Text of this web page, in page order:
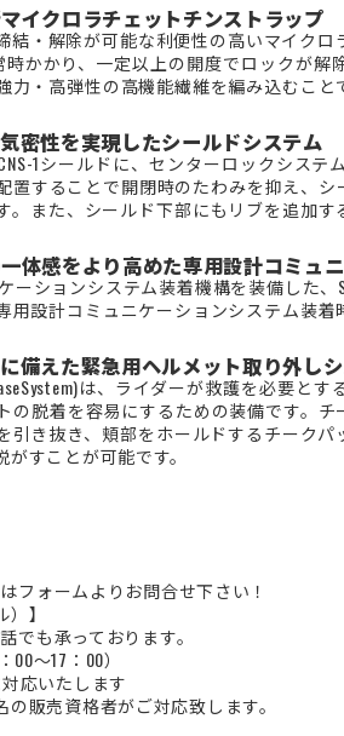
イクロラチェットチンストラップ
結・解除が可能な利便性の高いマイク
かかり、一定以上の開度でロックが
力・高弾性の高機能繊維を編み込むこ
密性を実現したシールドシステム
1シールドに、センターロックシステ
置することで開閉時のたわみを抑え、
。また、シールド下部にもリブを追加
体感をより高めた専用設計コミュ
ーションシステム装着機構を装備した、
用設計コミュニケーションシステム装
備えた緊急用ヘルメット取り外し
は、ライダーが救護を必要
の脱着を容易にするための装備です。
引き抜き、頬部をホールドするチーク
すことが可能です。
フォームよりお問合せ下さい！
】
でも承っております。
00～17：00）
応いたします
販売資格者がご対応致します。